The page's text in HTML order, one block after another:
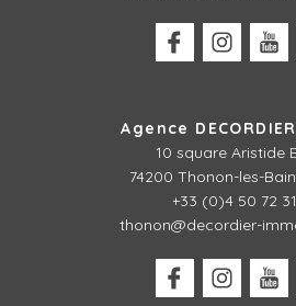
Agence
10 square Aristide
74200 Thonon-les-
+33 (0)4 50 72
thonon@decordier-